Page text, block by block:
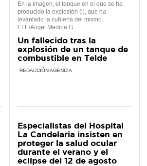
En la imagen, el tanque en el que se ha
producido la explosión (i), que ha
levantado la cubierta del mismo.
EFE/Angel Medina G.
Un fallecido tras la
explosión de un tanque de
combustible en Telde
REDACCIÓN AGENCIA
Especialistas del Hospital
La Candelaria insisten en
proteger la salud ocular
durante el verano y el
eclipse del 12 de agosto